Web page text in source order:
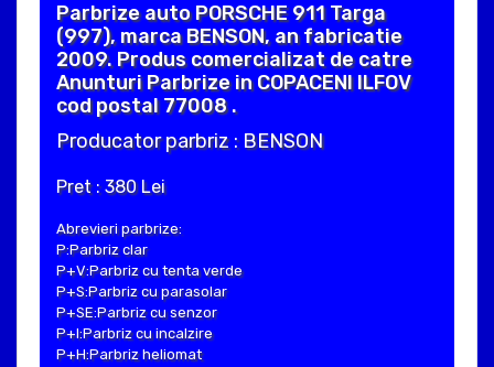
Parbrize auto PORSCHE 911 Targa
(997), marca BENSON, an fabricatie
2009. Produs comercializat de catre
Anunturi Parbrize in COPACENI ILFOV
cod postal 77008 .
Producator parbriz : BENSON
Pret : 380 Lei
Abrevieri parbrize:
P:Parbriz clar
P+V:Parbriz cu tenta verde
P+S:Parbriz cu parasolar
P+SE:Parbriz cu senzor
P+I:Parbriz cu incalzire
P+H:Parbriz heliomat